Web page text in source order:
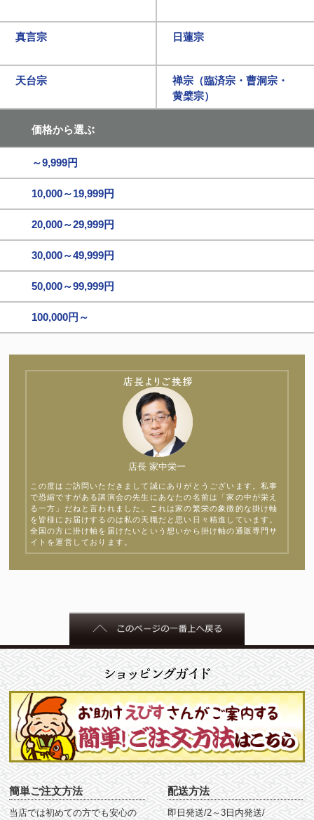
真言宗 日蓮宗
天台宗
禅宗（臨済宗・曹洞宗・
黄檗宗）
価格から選ぶ
～9,999円
10,000～19,999円
20,000～29,999円
30,000～49,999円
50,000～99,999円
100,000円～
店長 家中栄一
この度はご訪問いただきまして誠にありがとうございます。私事
で恐縮ですがある講演会の先生にあなたの名前は「家の中が栄え
る一方」だねと言われました。これは家の繁栄の象徴的な掛け軸
を皆様にお届けするのは私の天職だと思い日々精進しています。
全国の方に掛け軸を届けたいという想いから掛け軸の通販専門サ
イトを運営しております。
簡単ご注文方法
当店では初めての方でも安心の
配送方法
即日発送/2～3日内発送/